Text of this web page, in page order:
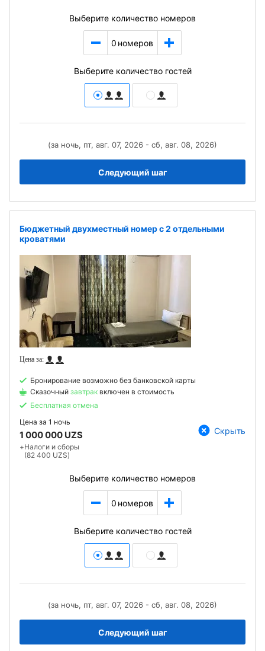
Выберите количество номеров
0 номеров
Выберите количество гостей
(за ночь, пт, авг. 07, 2026 - сб, авг. 08, 2026)
Следующий шаг
Бюджетный двухместный номер с 2 отдельными
кроватями
Бронирование возможно без банковской карты
Сказочный завтрак включен в стоимость
Бесплатная отмена
Цена за 1 ночь
1 000 000 UZS
+Налоги и сборы
(82 400 UZS)
Скрыть
Выберите количество номеров
0 номеров
Выберите количество гостей
(за ночь, пт, авг. 07, 2026 - сб, авг. 08, 2026)
Следующий шаг